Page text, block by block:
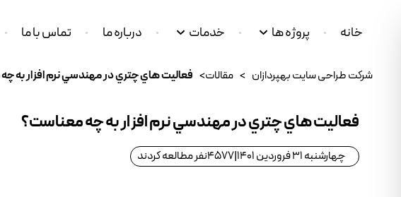
خانه پروژه ها خدمات درباره ما تماس با ما
شرکت طراحی سایت بهپردازان > مقالات> فعاليت هاي چتري در مهندسي نرم افزار به
فعاليت هاي چتري در مهندسي نرم افزار به چه معناست؟
چهارشنبه 31 فروردین 1401 |
4577نفر مطالعه کردند